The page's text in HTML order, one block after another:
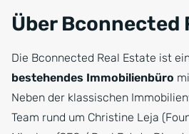
Über Bconnected
Die Bconnected Real Estate ist
bestehendes Immobilienbüro
Neben der klassischen
Team rund um Christine Leja